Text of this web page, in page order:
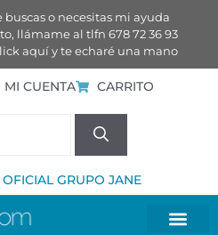
o necesitas mi ayuda
llámame al tlfn 678 72 36 93
aquíy te echaré una mano
MI CUENTA CARRITO
GRUPO JANE